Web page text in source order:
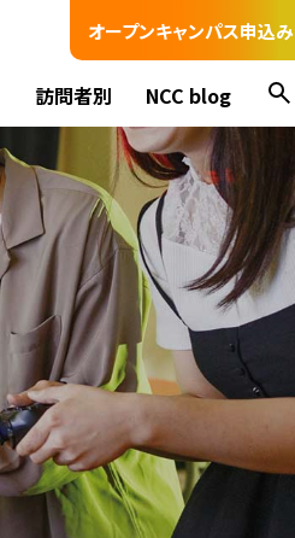
オープンキャンパス申込み
訪問者別 NCC blog